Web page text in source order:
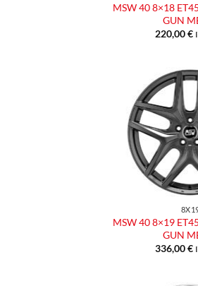
MSW 40 8×18
GUN
220,00€
MSW 40 8×19
GUN
336,00€